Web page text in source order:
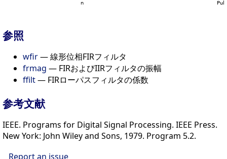
参照
wfir— 線形位相FIRフィルタ
frmag — FIRおよびIIRフィルタの振幅
ffilt— FIRローパスフィルタの係数
参考文献
IEEE. Programs for Digital Signal Processing. IEEE Press.
New York: John Wiley and Sons, 1979. Program 5.2.
Report an issue